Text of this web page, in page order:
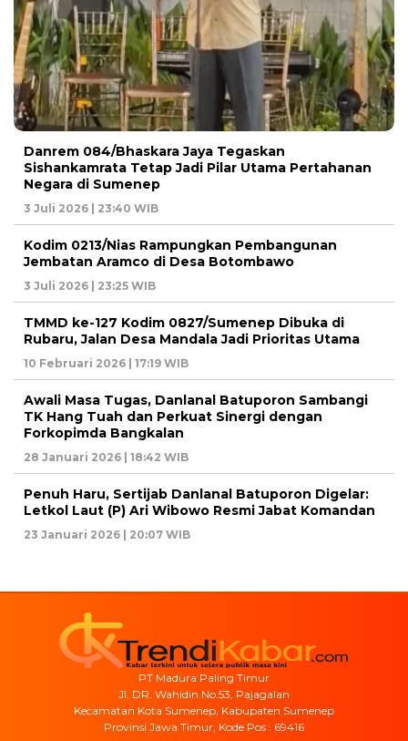
Danrem 084/Bhaskara Jaya Tegaskan
Sishankamrata Tetap Jadi Pilar Utama Pertahanan
Negara di Sumenep
3 Juli 2026 | 23:40 WIB
Kodim 0213/Nias Rampungkan Pembangunan
Jembatan Aramco di Desa Botombawo
3 Juli 2026 | 23:25 WIB
TMMD ke-127 Kodim 0827/Sumenep Dibuka di
Rubaru, Jalan Desa Mandala Jadi Prioritas Utama
10 Februari 2026 | 17:19 WIB
Awali Masa Tugas, Danlanal Batuporon Sambangi
TK Hang Tuah dan Perkuat Sinergi dengan
Forkopimda Bangkalan
28 Januari 2026 | 18:42 WIB
Penuh Haru, Sertijab Danlanal Batuporon Digelar:
Letkol Laut (P) Ari Wibowo Resmi Jabat Komandan
23 Januari 2026 | 20:07 WIB
PT Madura Paling Timur
Jl. DR. Wahidin No.53, Pajagalan
Kecamatan Kota Sumenep, Kabupaten Sumenep
Provinsi Jawa Timur, Kode Pos : 69416